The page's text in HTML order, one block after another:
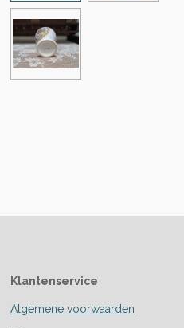
Klantenservice
Algemene voorwaarden